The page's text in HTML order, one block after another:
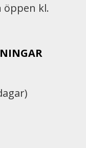
öppen kl.